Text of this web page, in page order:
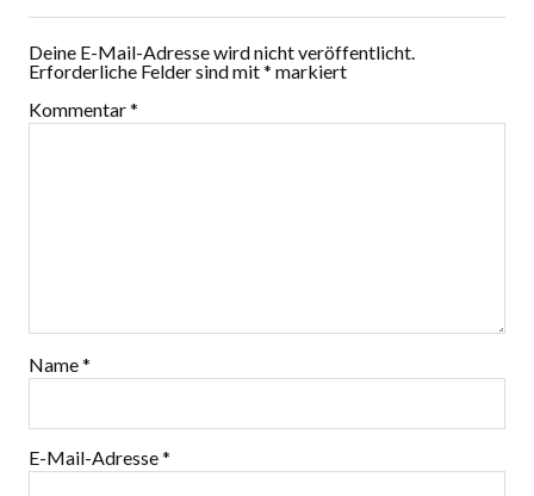
Deine E-Mail-Adresse wird nicht veröffentlicht.
Erforderliche Felder sind mit* markiert
Kommentar*
Name*
E-Mail-Adresse*